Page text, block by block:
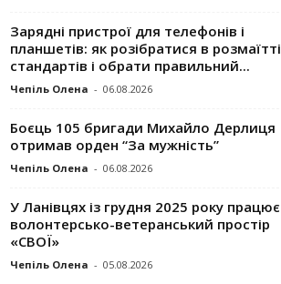
Зарядні пристрої для телефонів і
планшетів: як розібратися в розмаїтті
стандартів і обрати правильний...
Чепіль Олена - 06.08.2026
Боєць 105 бригади Михайло Дерлиця
отримав орден “За мужність”
Чепіль Олена - 06.08.2026
У Ланівцях із грудня 2025 року працює
волонтерсько-ветеранський простір
«СВОЇ»
Чепіль Олена - 05.08.2026